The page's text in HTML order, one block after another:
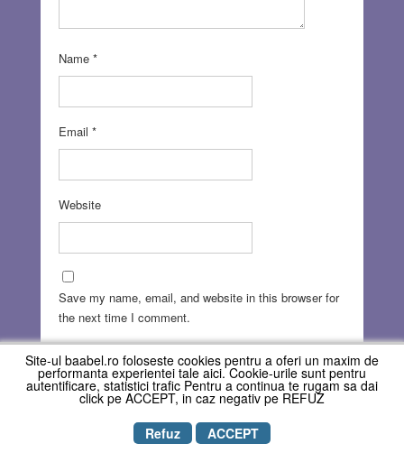
Name *
Email *
Website
Save my name, email, and website in this browser for
the next time I comment.
Copyright © REVISTA BAABEL
Site-ul baabel.ro foloseste cookies pentru a oferi un maxim de
performanta experientei tale aici. Cookie-urile sunt pentru
autentificare, statistici trafic Pentru a continua te rugam sa dai
click pe ACCEPT, in caz negativ pe REFUZ
Refuz
ACCEPT